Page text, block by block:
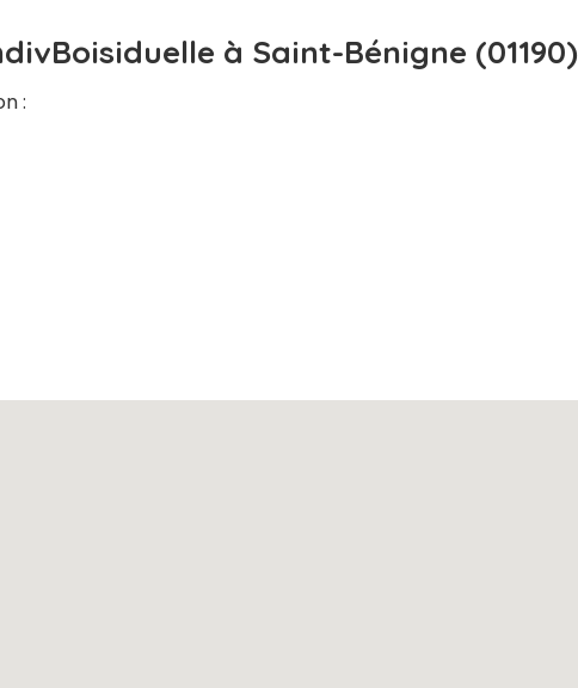
à Saint-Bénigne (01190)
: